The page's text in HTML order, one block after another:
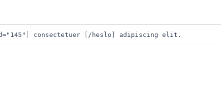
consectetuer [/heslo] adipiscing elit.